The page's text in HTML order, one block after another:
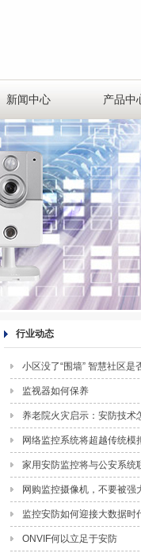
新闻中心 产品中
行业动态
小区没了“围墙” 智慧社区是
监视器如何保养
养老院火灾启示：安防技术
网络监控系统将超越传统模
家用安防监控将与公安系统
网购监控摄像机，不要被强
监控安防如何迎接大数据时
ONVIF何以立足于安防